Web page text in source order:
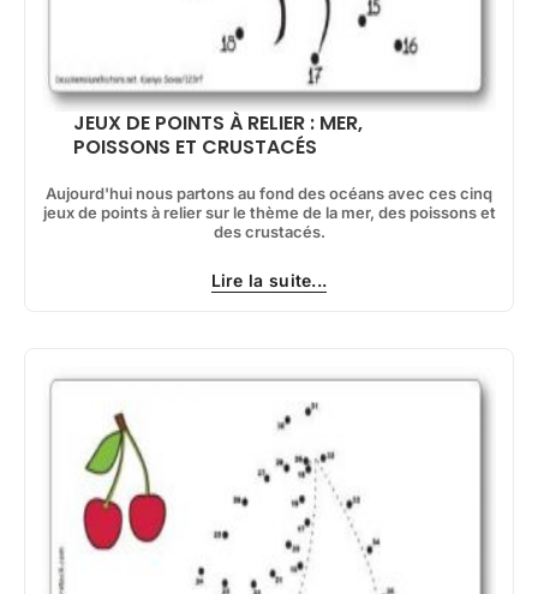
JEUX DE POINTS À RELIER : MER,
POISSONS ET CRUSTACÉS
Aujourd'hui nous partons au fond des océans avec ces cinq
jeux de points à relier sur le thème de la mer, des poissons et
des crustacés.
Lire la suite...